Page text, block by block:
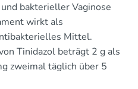
bakterieller Vaginose
wirkt als
Mittel.
Tinidazol beträgt 2 g als
zweimal täglich über 5